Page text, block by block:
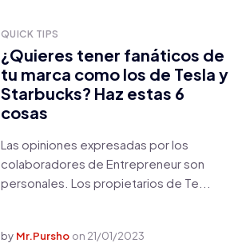
QUICK TIPS
¿Quieres tener fanáticos de
tu marca como los de Tesla y
Starbucks? Haz estas 6
cosas
Las opiniones expresadas por los
colaboradores de Entrepreneur son
personales. Los propietarios de Te...
by Mr.Pursho on 21/01/2023